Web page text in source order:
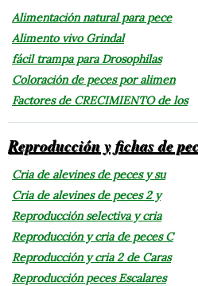
Alimentación natural para pece
Alimento vivo Grindal
fácil trampa para Drosophilas
Coloración de peces por alimen
Factores de CRECIMIENTO de los
Reproducción y fichas de
Cria de alevines de peces y su
Cria de alevines de peces 2 y
Reproducción selectiva y cria
Reproducción y cria de peces C
Reproducción y cria 2 de Caras
Reproducción peces Escalares